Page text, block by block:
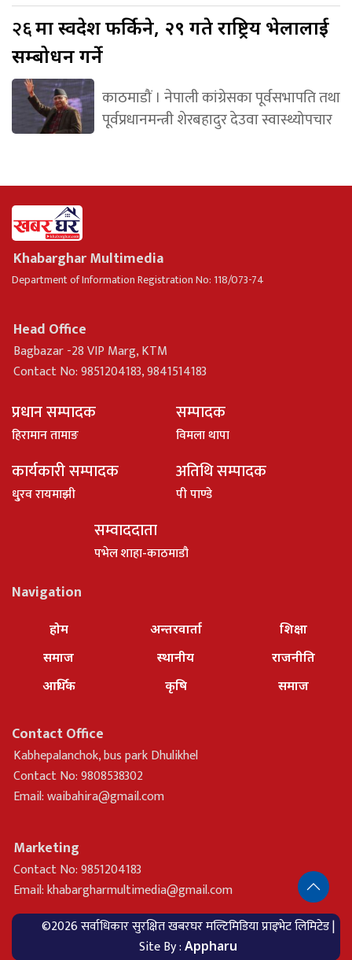
२६मा स्वदेश फर्किने, २९ गते राष्ट्रिय भेलालाई
सम्बोधन गर्ने
काठमाडौं । नेपाली कांग्रेसका पूर्वसभापति तथा
पूर्वप्रधानमन्त्री शेरबहादुर देउवा स्वास्थ्योपचार
Khabarghar Multimedia
Department of Information Registration No: 118/073-74
Head Office
Bagbazar -28 VIP Marg, KTM
Contact No: 9851204183, 9841514183
प्रधान सम्पादक
हिरामान तामाङ
सम्पादक
विमला थापा
कार्यकारी सम्पादक
धु्रव रायमाझी
अतिथि सम्पादक
पी पाण्डे
सम्वाददाता
पभेल शाहा-काठमाडौ
Navigation
होम
समाज
आर्थिक
अन्तरवार्ता
स्थानीय
कृषि
शिक्षा
राजनीति
समाज
Contact Office
Kabhepalanchok, bus park Dhulikhel
Contact No: 9808538302
Email:waibahira@gmail.com
Marketing
Contact No: 9851204183
Email:khabargharmultimedia@gmail.com
©2026 सर्वाधिकार सुरक्षित खबरघर मल्टिमिडिया प्राइभेट लिमिटेड |
Site By : Appharu